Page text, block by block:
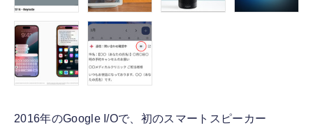
2016年のGoogle I/Oで、初のスマートスピーカー